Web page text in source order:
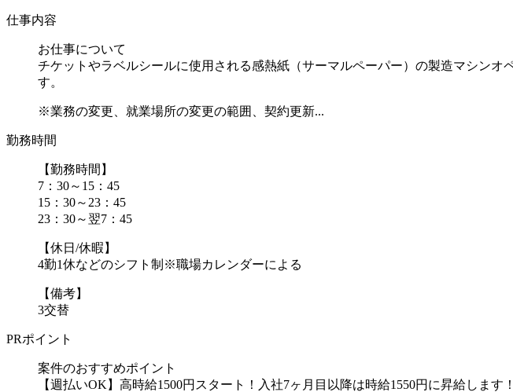
仕事内容
お仕事について
チケットやラベルシールに使用される感熱紙（サーマルペーパー）の製造マシン
す。
※業務の変更、就業場所の変更の範囲、契約更新...
勤務時間
【勤務時間】
7：30～15：45
15：30～23：45
23：30～翌7：45
【休日/休暇】
4勤1休などのシフト制※職場カレンダーによる
【備考】
3交替
PRポイント
案件のおすすめポイント
【週払いOK】高時給1500円スタート！入社7ヶ月目以降は時給1550円に昇給しま